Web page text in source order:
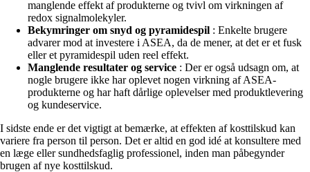
manglende effekt af produkterne og tvivl om virkningen af
redox signalmolekyler.
Bekymringer om snyd og pyramidespil : Enkelte brugere
advarer mod at investere i ASEA, da de mener, at det er et fusk
eller et pyramidespil uden reel effekt.
Manglende resultater og service : Der er også udsagn om, at
nogle brugere ikke har oplevet nogen virkning af ASEA-
produkterne og har haft dårlige oplevelser med produktlevering
og kundeservice.
I sidste ende er det vigtigt at bemærke, at effekten af kosttilskud kan
variere fra person til person. Det er altid en god idé at konsultere med
en læge eller sundhedsfaglig professionel, inden man påbegynder
brugen af nye kosttilskud.